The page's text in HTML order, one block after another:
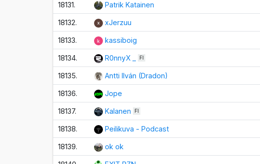
18131. Patrik Katainen
18132. xJerzuu
18133. kassiboig
18134. R0nnyX _ FI
18135. Antti Ilván (Dradon)
18136. Jope
18137. Kalanen FI
18138. Peilikuva - Podcast
18139. ok ok